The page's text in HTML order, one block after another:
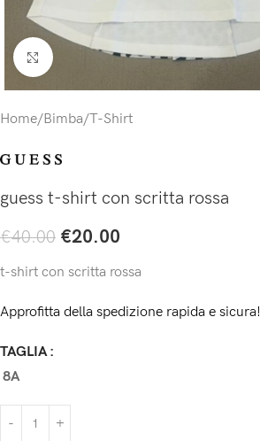
Click to enlarge
Home/Bimba/T-Shirt
guess t-shirt con scritta rossa
€40.00 €20.00
t-shirt con scritta rossa
Approfitta della spedizione rapida e sicura!
TAGLIA
8A